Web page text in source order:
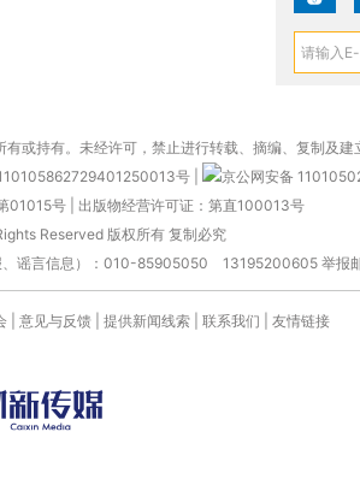
或持有。未经许可，禁止进行转载、摘编、复制及建
号
京公网安备
01015号| 出版物经营许可证：第直100013号
Reserved 版权所有 复制必究
、谣言信息）：010-85905050 13195200605 举报
意见与反馈 提供新闻线索 联系我们 友情链接